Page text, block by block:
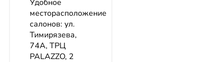
Удобное
месторасположение
салонов: ул.
Тимирязева,
74А, ТРЦ
PALAZZO, 2